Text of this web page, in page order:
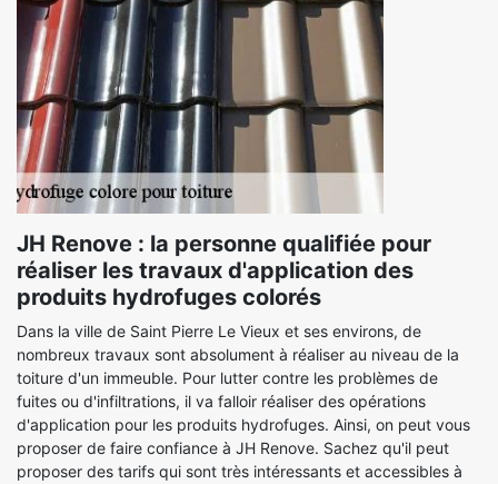
JH Renove : la personne qualifiée pour
réaliser les travaux d'application des
produits hydrofuges colorés
Dans la ville de Saint Pierre Le Vieux et ses environs, de
nombreux travaux sont absolument à réaliser au niveau de la
toiture d'un immeuble. Pour lutter contre les problèmes de
fuites ou d'infiltrations, il va falloir réaliser des opérations
d'application pour les produits hydrofuges. Ainsi, on peut vous
proposer de faire confiance à JH Renove. Sachez qu'il peut
proposer des tarifs qui sont très intéressants et accessibles à